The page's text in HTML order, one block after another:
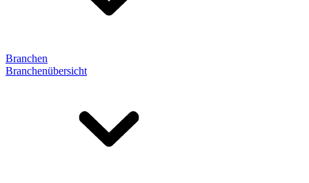
Branchen
Branchenübersicht